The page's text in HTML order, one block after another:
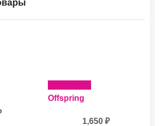
Offspring
1,650₽